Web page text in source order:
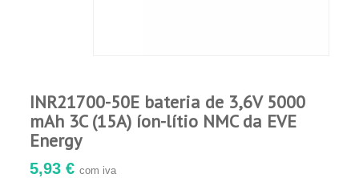
INR21700-50E bateria de 3,6V 5000
mAh 3C (15A) íon-lítio NMC da EVE
Energy
5,93 € com iva